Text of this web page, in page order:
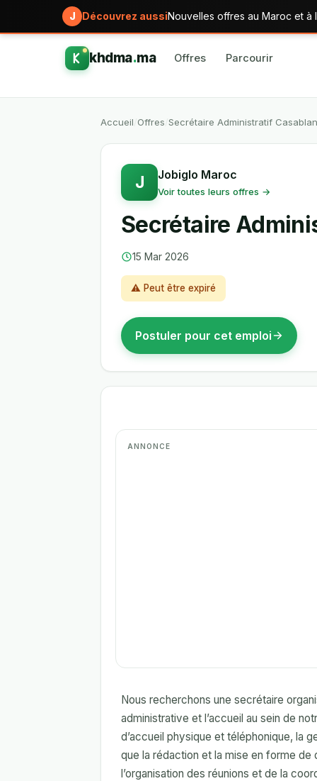
J Découvrez aussiNouvelles offres au Maroc et à
khdma.ma Offres Parcourir
Accueil Offres Secrétaire Administratif
J Jobiglo Maroc
Voir toutes leurs offres →
Secrétaire
15 Mar 2026
⚠ Peut être expiré
Postuler pour cet emploi
Nous recherchons une secrétaire
administrative et l’accueil au sein de
d’accueil physique et téléphonique, la
que la rédaction et la mise en forme
l’organisation des réunions et de la